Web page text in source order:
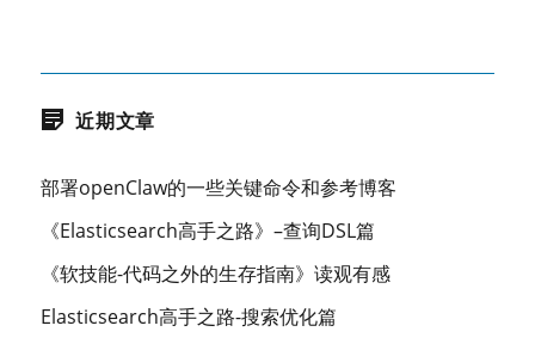
近期文章
部署openClaw的一些关键命令和参考博客
《Elasticsearch高手之路》–查询DSL篇
《软技能-代码之外的生存指南》读观有感
Elasticsearch高手之路-搜索优化篇